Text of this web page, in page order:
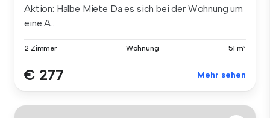
Aktion: Halbe Miete Da es sich bei der Wohnung um
eine A...
2 Zimmer Wohnung 51 m²
€ 277 Mehr sehen